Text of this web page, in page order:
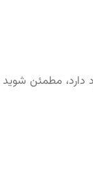
دارد، مطمئن